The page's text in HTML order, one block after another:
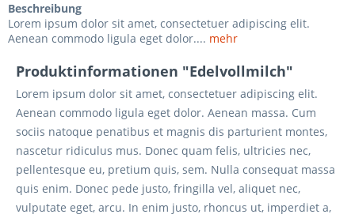
Beschreibung
Lorem ipsum dolor sit amet, consectetuer adipiscing elit.
Aenean commodo ligula eget dolor.... mehr
Produktinformationen "Edelvollmilch"
Lorem ipsum dolor sit amet, consectetuer adipiscing elit.
Aenean commodo ligula eget dolor. Aenean massa. Cum
sociis natoque penatibus et magnis dis parturient montes,
nascetur ridiculus mus. Donec quam felis, ultricies nec,
pellentesque eu, pretium quis, sem. Nulla consequat massa
quis enim. Donec pede justo, fringilla vel, aliquet nec,
vulputate eget, arcu. In enim justo, rhoncus ut, imperdiet a,